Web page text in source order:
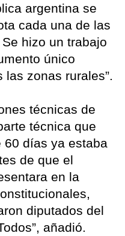
argentina se
cada una de las
hizo un trabajo
único
zonas rurales”.
técnicas de
técnica que
60 días ya estaba
de que el
en la
diputados del
añadió.